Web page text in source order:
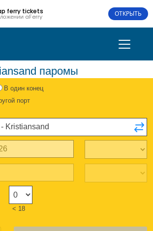
ferry tickets
aFerry ОТКРЫТЬ
паромы
В один конец
порт
< 18